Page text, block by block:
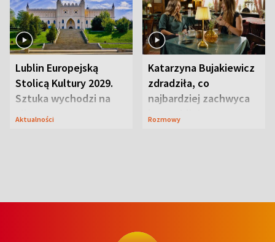
Lublin Europejską
Stolicą Kultury 2029.
Sztuka wychodzi na
ulice
Aktualności
Katarzyna Bujakiewicz
zdradziła, co
najbardziej zachwyca
ją w Lublinie
Rozmowy